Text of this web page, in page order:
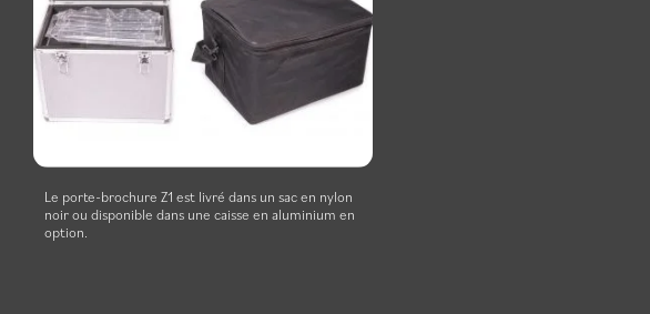
Le porte-brochure Z1 est livré dans un sac en nylon
noir ou disponible dans une caisse en aluminium en
option.